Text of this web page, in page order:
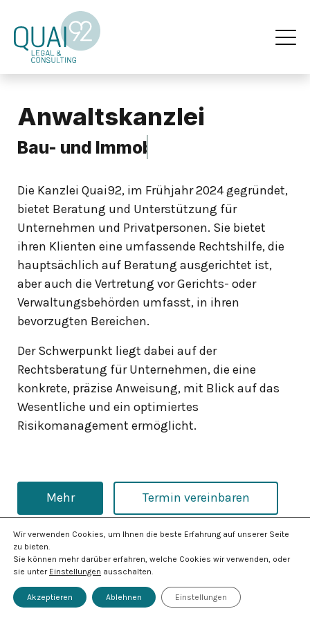
Anwaltskanzlei
Bau- und Immobilienrecht
Die Kanzlei Quai92, im Frühjahr 2024 gegründet,
bietet Beratung und Unterstützung für
Unternehmen und Privatpersonen. Sie bietet
ihren Klienten eine umfassende Rechtshilfe, die
hauptsächlich auf Beratung ausgerichtet ist,
aber auch die Vertretung vor Gerichts- oder
Verwaltungsbehörden umfasst, in ihren
bevorzugten Bereichen.
Der Schwerpunkt liegt dabei auf der
Rechtsberatung für Unternehmen, die eine
konkrete, präzise Anweisung, mit Blick auf das
Wesentliche und ein optimiertes
Risikomanagement ermöglicht.
Mehr Termin vereinbaren
Wir verwenden Cookies, um Ihnen die beste Erfahrung auf unserer Seite
zu bieten.
Sie können mehr darüber erfahren, welche Cookies wir verwenden, oder
sie unter Einstellungen ausschalten.
Akzeptieren Ablehnen Einstellungen